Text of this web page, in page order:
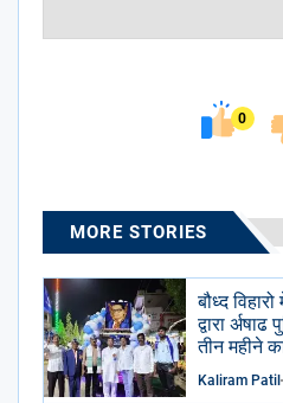
0
MORE STORIES
बौध्द
द्वारा
तीन महीने
Kaliram Patil